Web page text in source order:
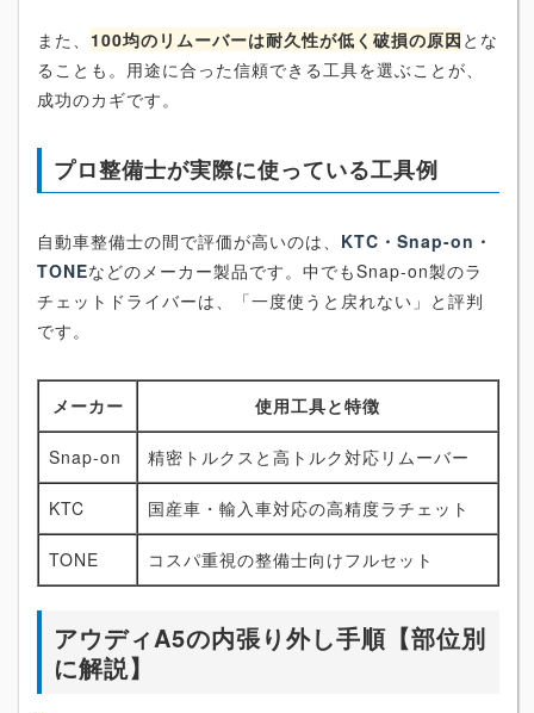
また、 100均のリムーバーは耐久性が低く破損の原因 とな
ることも。用途に合った信頼できる工具を選ぶことが、
成功のカギです。
プロ整備士が実際に使っている工具例
自動車整備士の間で評価が高いのは、 KTC・Snap-on・
TONEなどのメーカー製品です。中でもSnap-on製のラ
チェットドライバーは、「一度使うと戻れない」と評判
です。
メーカー 使用工具と特徴
Snap-on 精密トルクスと高トルク対応リムーバー
KTC 国産車・輸入車対応の高精度ラチェット
TONE コスパ重視の整備士向けフルセット
アウディA5の内張り外し手順【部位別
に解説】